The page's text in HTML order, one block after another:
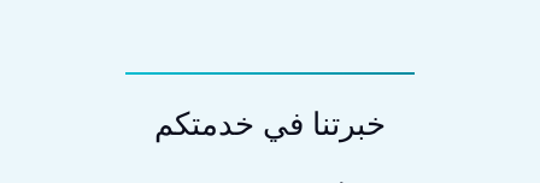
خبرتنا في خدمتكم